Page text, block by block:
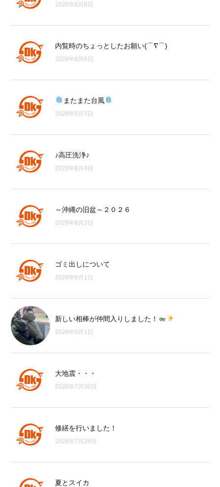
2026年8月8日
内覧時のちょっとしたお願い(⌒∇⌒)
2026年8月6日
またまた台風
2026年8月5日
♪高圧洗浄♪
2026年8月4日
～沖縄の旧盆～２０２６
2026年8月3日
ゴミ出しについて
2026年8月1日
新しい相棒が仲間入りしました！
2026年8月1日
大地震・・・
2026年7月30日
修繕を行いました！
2026年7月29日
夏とスイカ